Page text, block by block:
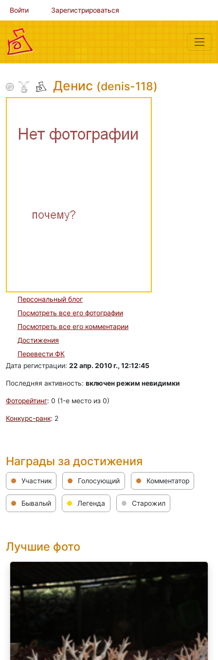
Войти Зарегистрироваться
Денис (denis-118)
Персональный блог
Посмотреть все его фотографии
Посмотреть все его комментарии
Достижения
Перевести ФК
Дата регистрации: 22 апр. 2010 г., 12:12:45
Последняя активность: включен режим невидимки
Фоторейтинг: 0 (1-e место из 0)
Конкурс-ранк: 2
Награды за достижения
Участник Голосующий Комментатор
Бывалый Легенда Старожил
Лучшие фото